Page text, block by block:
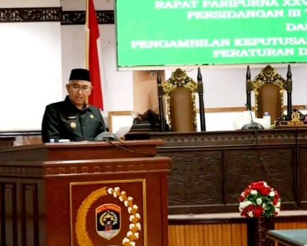
pemerintah kota saat ini.
Wali Kota juga mengajak Forkopimda, perangkat daerah
dan lainnya untuk terus memperkuat sinergi dalam
mendukung pelaksanaan tugas Sekretaris Daerah
sehingga berbagai persoalan pembangunan dan pelayanan
publik di Kota Tarakan dapat diselesaikan secara optimal.
(Adv/Mandu)
Views: 39
Bagikan ke
WhatsApp 0 Facebook 0
Messenger 0